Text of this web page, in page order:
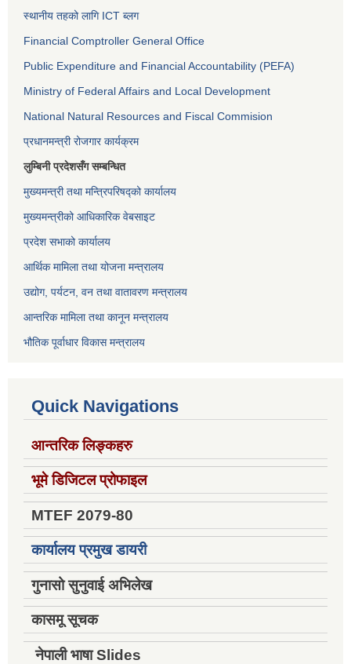
स्थानीय तहको लागि ICT ब्लग
Financial Comptroller General Office
Public Expenditure and Financial Accountability (PEFA)
Ministry of Federal Affairs and Local Development
National Natural Resources and Fiscal Commision
प्रधानमन्त्री रोजगार कार्यक्रम
लुम्बिनी प्रदेशसँग सम्बन्धित
मुख्यमन्त्री तथा मन्त्रिपरिषद्को कार्यालय
मुख्यमन्त्रीको आधिकारिक वेबसाइट
प्रदेश सभाको कार्यालय
आर्थिक मामिला तथा योजना मन्त्रालय
उद्योग, पर्यटन, वन तथा वातावरण मन्त्रालय
आन्तरिक मामिला तथा कानून मन्त्रालय
भौतिक पूर्वाधार विकास मन्त्रालय
Quick Navigations
आन्तरिक लिङ्कहरु
भूमे डिजिटल प्रोफाइल
MTEF 2079-80
कार्यालय प्रमुख डायरी
गुनासो सुनुवाई अभिलेख
कासमू सूचक
नेपाली भाषा Slides